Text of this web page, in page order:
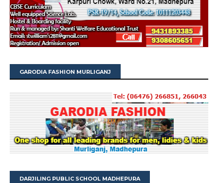
GARODIA FASHION MURLIGANJ
DARJILING PUBLIC SCHOOL MADHEPURA